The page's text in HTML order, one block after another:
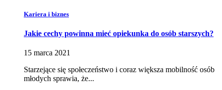
Kariera i biznes
Jakie cechy powinna mieć opiekunka do osób starszych?
15 marca 2021
Starzejące się społeczeństwo i coraz większa mobilność osób
młodych sprawia, że...